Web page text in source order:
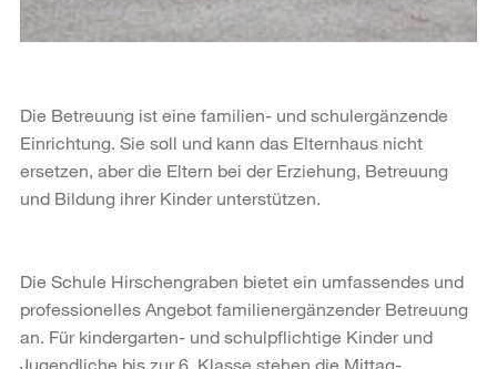
Die Betreuung ist eine familien- und schulergänzende
Einrichtung. Sie soll und kann das Elternhaus nicht
ersetzen, aber die Eltern bei der Erziehung, Betreuung
und Bildung ihrer Kinder unterstützen.
Die Schule Hirschengraben bietet ein umfassendes und
professionelles Angebot familienergänzender Betreuung
an. Für kindergarten- und schulpflichtige Kinder und
Jugendliche bis zur 6. Klasse stehen die Mittag-